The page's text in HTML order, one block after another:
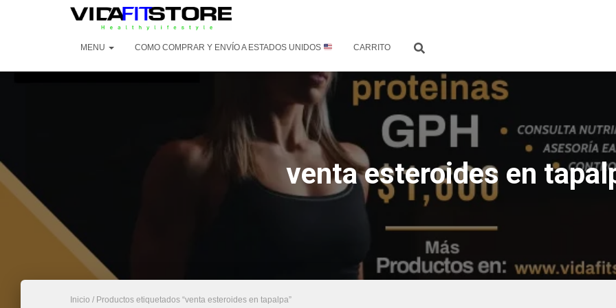
MENU COMO COMPRAR Y ENVÍO A ESTADOS UNIDOS CARRITO
venta esteroides en
Inicio / Productos etiquetados “venta esteroides en tapalpa”